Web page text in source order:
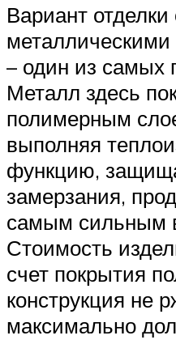
Вариант отделки
металлическими
– один из самых
Металл здесь
полимерным
выполняя
функцию,
замерзания,
самым сильным
Стоимость
счет покрытия
конструкция не
максимально